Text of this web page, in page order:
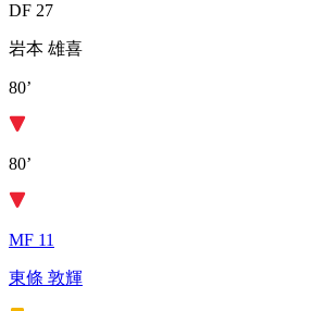
DF 27
岩本 雄喜
80’
80’
MF 11
東條 敦輝